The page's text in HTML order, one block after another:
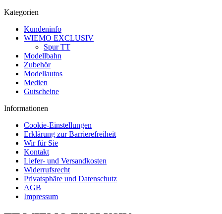
Kategorien
Kundeninfo
WIEMO EXCLUSIV
Spur TT
Modellbahn
Zubehör
Modellautos
Medien
Gutscheine
Informationen
Cookie-Einstellungen
Erklärung zur Barrierefreiheit
Wir für Sie
Kontakt
Liefer- und Versandkosten
Widerrufsrecht
Privatsphäre und Datenschutz
AGB
Impressum